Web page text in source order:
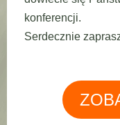
konferencji.
Serdecznie